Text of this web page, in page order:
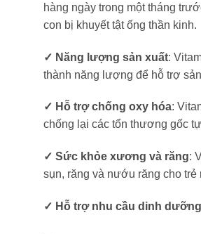
hàng ngày trong một tháng
con bị khuyết tật ống thần kinh.
✓ Năng lượng sản xuất:
thành năng lượng để hỗ trợ
✓ Hỗ trợ chống oxy hóa:
chống lại các tổn thương gốc
✓ Sức khỏe xương và răng:
sụn, răng và nướu răng cho trẻ
✓ Hỗ trợ nhu cầu dinh